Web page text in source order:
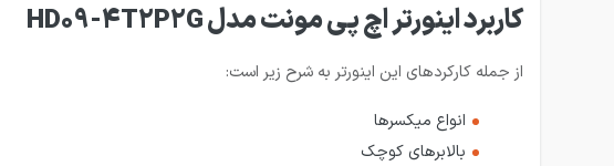
کاربرد اینورتر اچ پی مونت مدل HD09-4T2P2G
از جمله کارکردهای این اینورتر به شرح زیر است:
انواع میکسرها
بالابرهای کوچک